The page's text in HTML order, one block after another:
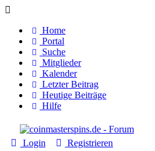
Home
Portal
Suche
Mitglieder
Kalender
Letzter Beitrag
Heutige Beiträge
Hilfe
Login
Registrieren